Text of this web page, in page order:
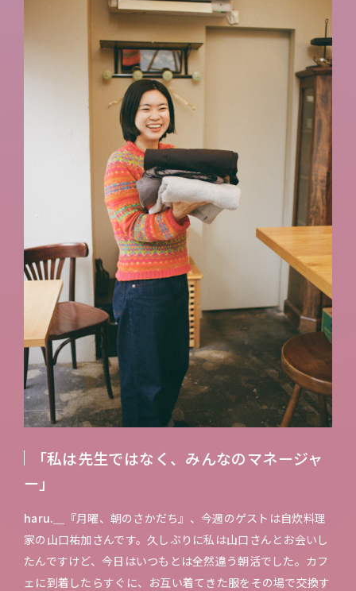
「私は先生ではなく、みんなのマネージャ
ー」
haru.＿
『月曜、朝のさかだち』、今週のゲストは自炊料理
家の山口祐加さんです。久しぶりに私は山口さんとお会いし
たんですけど、今日はいつもとは全然違う朝活でした。カフ
ェに到着したらすぐに、お互い着てきた服をその場で交換す